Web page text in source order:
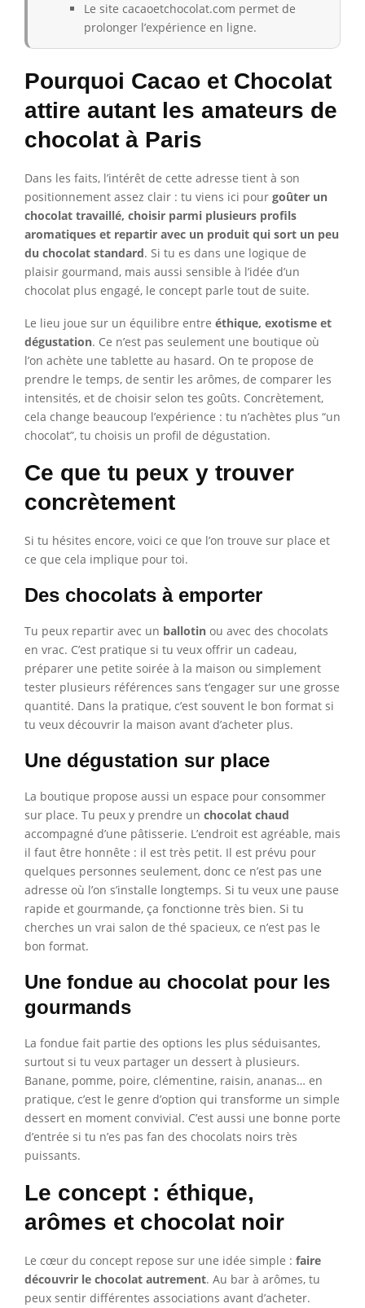
Le site cacaoetchocolat.com permet de
prolonger l’expérience en ligne.
Pourquoi Cacao et Chocolat
attire autant les amateurs de
chocolat à Paris
Dans les faits, l’intérêt de cette adresse tient à son
positionnement assez clair : tu viens ici pour goûter un
chocolat travaillé, choisir parmi plusieurs profils
aromatiques et repartir avec un produit qui sort un peu
du chocolat standard. Si tu es dans une logique de
plaisir gourmand, mais aussi sensible à l’idée d’un
chocolat plus engagé, le concept parle tout de suite.
Le lieu joue sur un équilibre entre éthique, exotisme et
dégustation. Ce n’est pas seulement une boutique où
l’on achète une tablette au hasard. On te propose de
prendre le temps, de sentir les arômes, de comparer les
intensités, et de choisir selon tes goûts. Concrètement,
cela change beaucoup l’expérience : tu n’achètes plus “un
chocolat”, tu choisis un profil de dégustation.
Ce que tu peux y trouver
concrètement
Si tu hésites encore, voici ce que l’on trouve sur place et
ce que cela implique pour toi.
Des chocolats à emporter
Tu peux repartir avec un ballotin ou avec des chocolats
en vrac. C’est pratique si tu veux offrir un cadeau,
préparer une petite soirée à la maison ou simplement
tester plusieurs références sans t’engager sur une grosse
quantité. Dans la pratique, c’est souvent le bon format si
tu veux découvrir la maison avant d’acheter plus.
Une dégustation sur place
La boutique propose aussi un espace pour consommer
sur place. Tu peux y prendre un chocolat chaud
accompagné d’une pâtisserie. L’endroit est agréable, mais
il faut être honnête : il est très petit. Il est prévu pour
quelques personnes seulement, donc ce n’est pas une
adresse où l’on s’installe longtemps. Si tu veux une pause
rapide et gourmande, ça fonctionne très bien. Si tu
cherches un vrai salon de thé spacieux, ce n’est pas le
bon format.
Une fondue au chocolat pour les
gourmands
La fondue fait partie des options les plus séduisantes,
surtout si tu veux partager un dessert à plusieurs.
Banane, pomme, poire, clémentine, raisin, ananas… en
pratique, c’est le genre d’option qui transforme un simple
dessert en moment convivial. C’est aussi une bonne porte
d’entrée si tu n’es pas fan des chocolats noirs très
puissants.
Le concept : éthique,
arômes et chocolat noir
Le cœur du concept repose sur une idée simple : faire
découvrir le chocolat autrement. Au bar à arômes, tu
peux sentir différentes associations avant d’acheter.